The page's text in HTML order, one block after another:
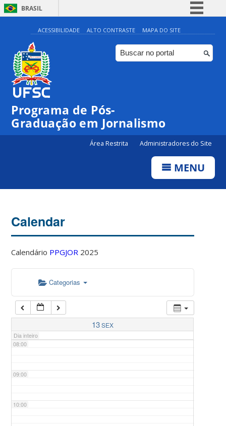
BRASIL
Simplifique!
Comunica BR
Participe
ACESSIBILIDADE ALTO CONTRASTE MAPA DO SITE
Programa de Pós-
Graduação em Jornalismo
Área Restrita Administradores do Site
MENU
Calendar
Calendário PPGJOR 2025
Categorias
13SEX
Dia inteiro
04:00
05:00
07:00
08:00
09:00
10:00